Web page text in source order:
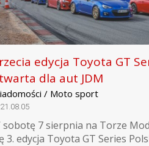
edycja Toyota GT
dla aut JDM
/ Moto sport
sobotę 7 sierpnia na Torze
3. edycja Toyota GT Series